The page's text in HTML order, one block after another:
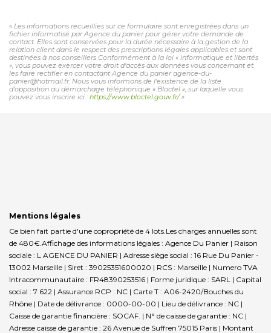
« Les informations recueillies sur ce formulaire sont enregistrées dans un
fichier informatisé par Agence du panier pour gérer votre demande de
contact. Elles sont conservées pour la durée nécessaire à la gestion de la
relation client dans le respect des prescriptions légales applicables et sont
destinées à nos conseillers Conformément à la loi « informatique et libertés
», vous pouvez exercer votre droit d'accès aux données vous concernant et
les faire rectifier en contactant Agence du panier agence-du-
panier@hotmail.fr. Nous vous informons de l'existence de la liste
d'opposition au démarchage téléphonique « Bloctel », sur laquelle vous
pouvez vous inscrire ici : https://www.bloctel.gouv.fr/»
Mentions légales
Ce bien fait partie d'une copropriété de 4 lots.Les charges annuelles sont
de 480€. Affichage des informations légales : Agence Du Panier | Raison
sociale : L AGENCE DU PANIER | Adresse siège social : 16 Rue Du Panier -
13002 Marseille | Siret : 39025351600020 | RCS : Marseille | Numero TVA
Intracommunautaire : FR48390253516 | Forme juridique : SARL | Capital
social : 7 622 | Assurance RCP : NC | Carte T : A06-2420/Bouches du
Rhône | Date de délivrance : 0000-00-00 | Lieu de délivrance : NC |
Caisse de garantie financière : SOCAF. | N° de caisse de garantie : NC |
Adresse caisse de garantie : 26 Avenue de Suffren 75015 Paris | Montant